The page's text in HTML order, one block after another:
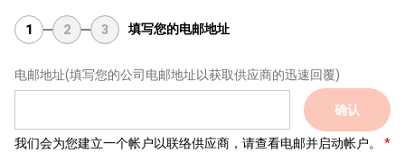
1 2 3 填写您的电邮地址
电邮地址(填写您的公司电邮地址以获取供应商的迅速回覆)
确认
我们会为您建立一个帐户以联络供应商，请查看电邮并启动帐户。